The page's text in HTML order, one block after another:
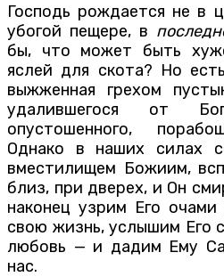
Господь рождается не в
убогой пещере, в
бы, что может быть
яслей для скота? Но
выжженная грехом
удалившегося от
опустошенного,
Однако в наших силах
вместилищем Божиим,
близ, при дверех, и Он
наконец узрим Его
свою жизнь, услышим Его
любовь — и дадим Ему
нас.